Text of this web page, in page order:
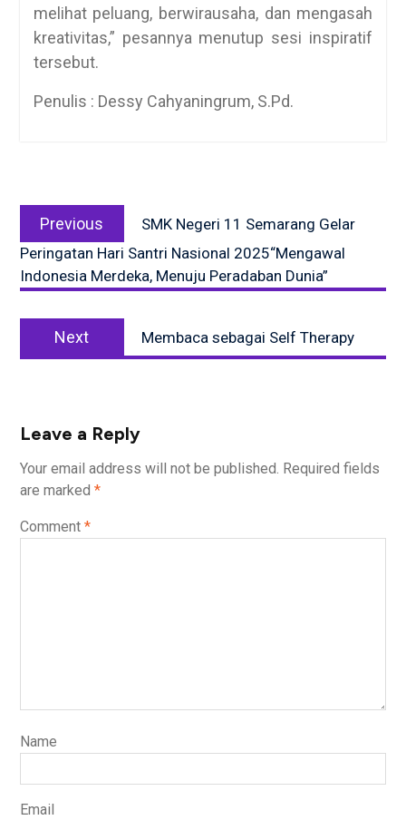
melihat peluang, berwirausaha, dan mengasah
kreativitas,” pesannya menutup sesi inspiratif
tersebut.
Penulis : Dessy Cahyaningrum, S.Pd.
navigation
Previous
post:
SMK Negeri 11 Semarang Gelar
Peringatan Hari Santri Nasional 2025“Mengawal
Indonesia Merdeka, Menuju Peradaban Dunia”
Next
post:
Membaca sebagai Self Therapy
Leave a Reply
Your email address will not be published. Required fields
are marked *
Comment *
Name
Email